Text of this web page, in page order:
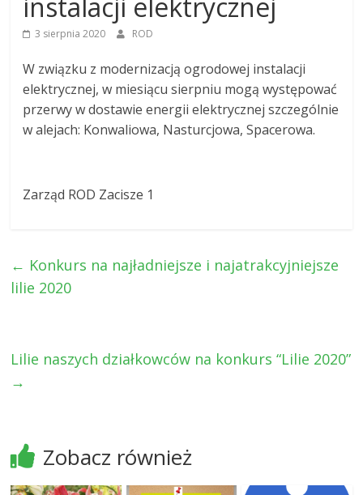
3 sierpnia 2020 ROD
W związku z modernizacją ogrodowej instalacji
elektrycznej, w miesiącu sierpniu mogą występować
przerwy w dostawie energii elektrycznej szczególnie
w alejach: Konwaliowa, Nasturcjowa, Spacerowa.
Zarząd ROD Zacisze 1
← Konkurs na najładniejsze i najatrakcyjniejsze
lilie 2020
Lilie naszych działkowców na konkurs “Lilie 2020”
→
Zobacz również